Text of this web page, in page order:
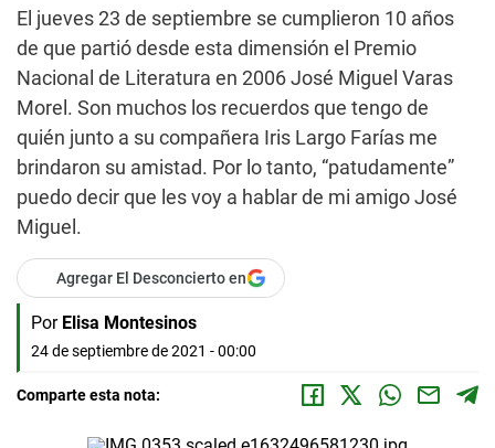
El jueves 23 de septiembre se cumplieron 10 años
de que partió desde esta dimensión el Premio
Nacional de Literatura en 2006 José Miguel Varas
Morel. Son muchos los recuerdos que tengo de
quién junto a su compañera Iris Largo Farías me
brindaron su amistad. Por lo tanto, “patudamente”
puedo decir que les voy a hablar de mi amigo José
Miguel.
Agregar El Desconcierto en
Por Elisa Montesinos
24 de septiembre de 2021 - 00:00
Comparte esta nota: